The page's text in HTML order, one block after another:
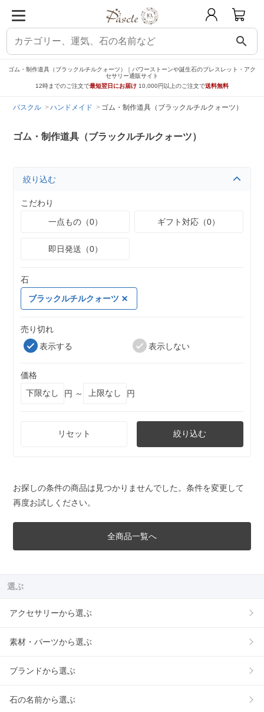
search
ゴム・制作道具（ブラックルチルクォーツ）｜パワーストーンや誕生石のブレスレット・アク
セサリー通販サイト
12時までのご注文で最短翌日にお届け 10,000円以上のご注文で送料無料
パスクル ハンドメイド ゴム・制作道具（ブラックルチルクォーツ）
ゴム・制作道具（ブラックルチルクォーツ）
絞り込む
こだわり
一点もの（0）
ギフト対応（0）
即日発送（0）
石
ブラックルチルクォーツ
売り切れ
表示する
表示しない
価格
円 ～
円
リセット 絞り込む
お探しの条件の商品は見つかりませんでした。条件を変更して
再度お試しください。
全商品一覧へ
選ぶ
アクセサリーから選ぶ
素材・パーツから選ぶ
ブランドから選ぶ
石の名前から選ぶ